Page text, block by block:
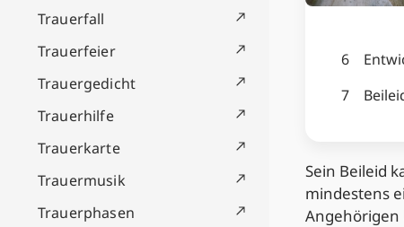
Trauerfall
Trauerfeier
Trauergedicht
Trauerhilfe
Trauerkarte
Trauermusik
Trauerphasen
6
7
Sein Beileid
mindestens
Angehörigen